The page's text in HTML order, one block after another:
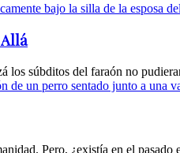
los súbditos del faraón no
Pero, ¿existía en el pasado